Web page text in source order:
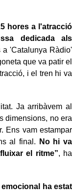
hores a l'atracció
dedicada als
a 'Catalunya Ràdio'
que va patir el
i el tren hi va
Ja arribàvem al
dimensions, no era
Ens vam estampar
al final.
No hi va
el ritme”, ha
ha estat